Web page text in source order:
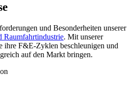
und Besonderheiten unserer
Raumfahrtindustrie. Mit unserer
ihre F&E‑Zyklen beschleunigen und
auf den Markt bringen.